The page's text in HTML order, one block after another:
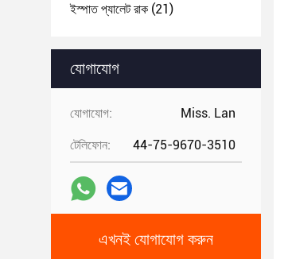
ইস্পাত প্যালেট রাক (21)
যোগাযোগ
যোগাযোগ: Miss. Lan
টেলিফোন: 44-75-9670-3510
এখনই যোগাযোগ করুন